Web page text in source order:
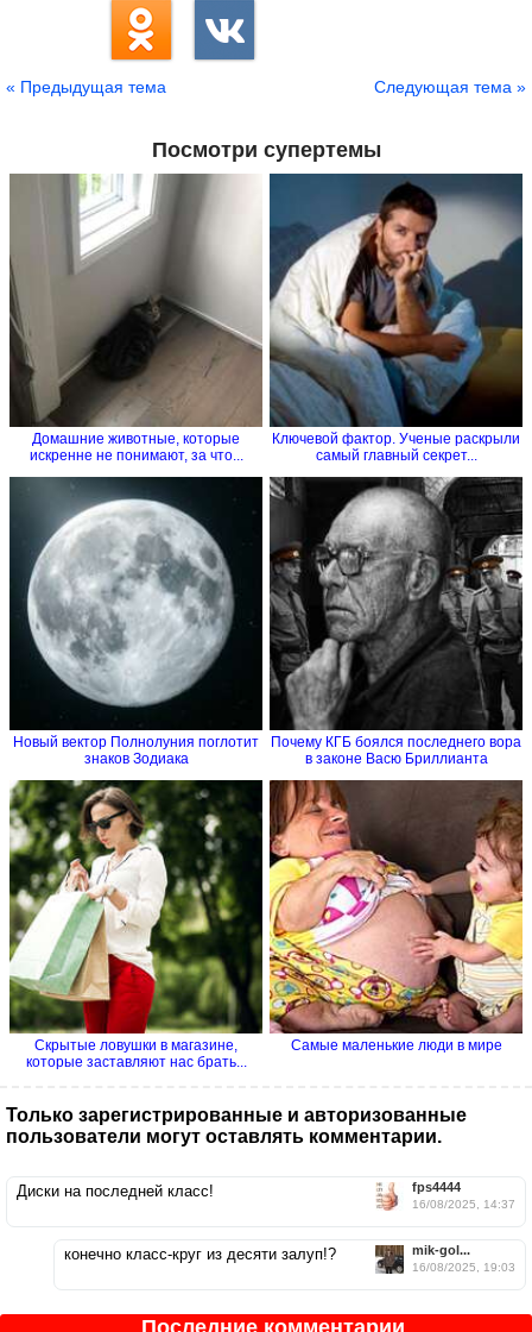
« Предыдущая тема Следующая тема »
Посмотри супертемы
Домашние животные, которые
искренне не понимают, за что...
Ключевой фактор. Ученые раскрыли
самый главный секрет...
Новый вектор Полнолуния поглотит
знаков Зодиака
Почему КГБ боялся последнего вора
в законе Васю Бриллианта
Скрытые ловушки в магазине,
которые заставляют нас брать...
Самые маленькие люди в мире
Только зарегистрированные и авторизованные
пользователи могут оставлять комментарии.
fps4444
16/08/2025, 14:37
Диски на последней класс!
mik-gol...
16/08/2025, 19:03
конечно класс-круг из десяти залуп!?